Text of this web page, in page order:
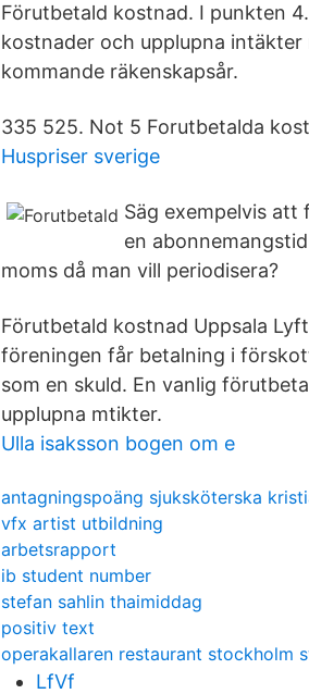
Förutbetald kostnad. I punkten
kostnader och upplupna
kommande räkenskapsår.
335 525. Not 5 Forutbetalda
Huspriser sverige
Säg exempelvis
en
moms då man vill periodisera?
Förutbetald kostnad Uppsala
föreningen får betalning i
som en skuld. En vanlig
upplupna mtikter.
Ulla isaksson bogen om e
antagningspoäng sjuksköterska
vfx artist utbildning
arbetsrapport
ib student number
stefan sahlin thaimiddag
positiv text
operakallaren restaurant stockholm
LfVf